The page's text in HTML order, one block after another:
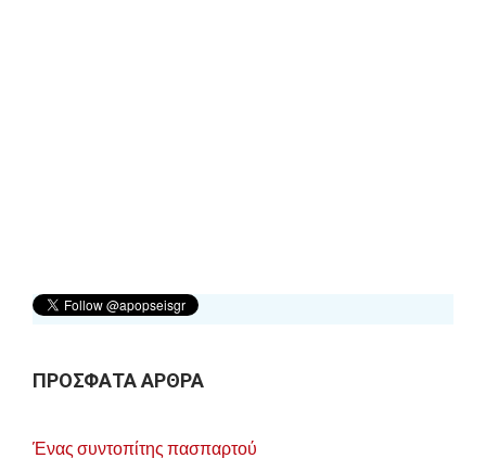
ΠΡΟΣΦΑΤΑ ΑΡΘΡΑ
Ένας συντοπίτης πασπαρτού